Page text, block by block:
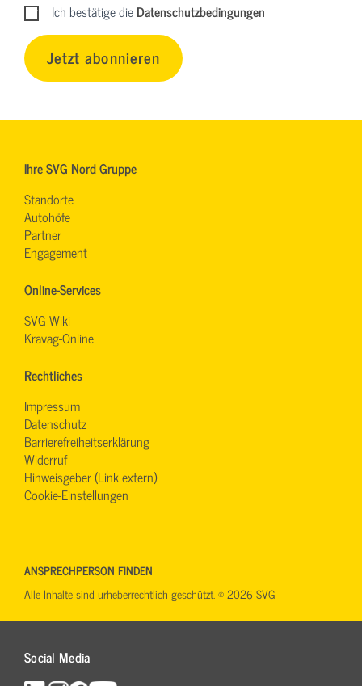
Ich bestätige dieDatenschutzbedingungen
Jetzt abonnieren
Ihre SVG Nord Gruppe
Standorte
Autohöfe
Partner
Engagement
Online-Services
SVG-Wiki
Kravag-Online
Rechtliches
Impressum
Datenschutz
Barrierefreiheitserklärung
Widerruf
Hinweisgeber (Link extern)
Cookie-Einstellungen
Social Media
ANSPRECHPERSON FINDEN
Alle Inhalte sind urheberrechtlich geschützt. © 2026 SVG